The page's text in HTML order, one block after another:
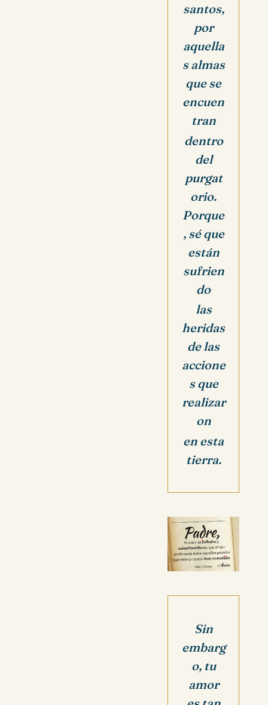
santos,
por
aquella
s almas
que se
encuen
tran
dentro
del
purgat
orio.
Porque
, sé que
están
sufrien
do
las
heridas
de las
accione
s que
realizar
on
en esta
tierra.
Sin
embarg
o, tu
amor